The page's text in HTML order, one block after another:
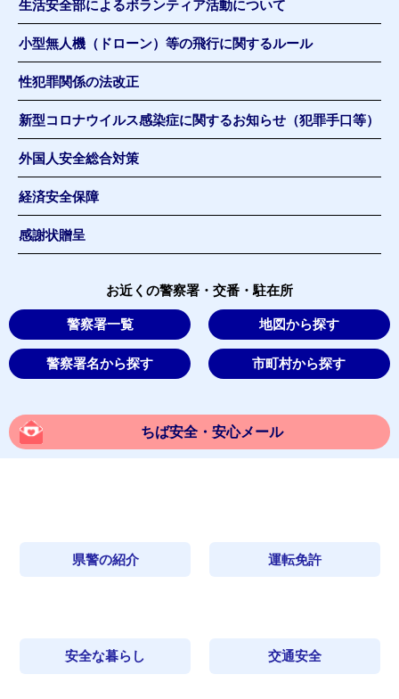
生活安全部によるボランティア活動について
小型無人機（ドローン）等の飛行に関するルール
性犯罪関係の法改正
新型コロナウイルス感染症に関するお知らせ（犯罪手口等）
外国人安全総合対策
経済安全保障
感謝状贈呈
お近くの警察署・交番・駐在所
警察署一覧 地図から探す
警察署名から探す 市町村から探す
ちば安全・安心メール
県警の紹介 運転免許
安全な暮らし 交通安全